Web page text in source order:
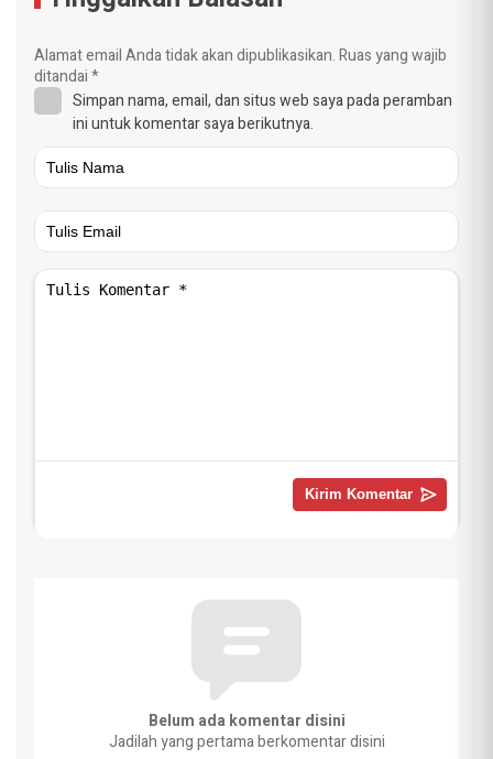
Alamat email Anda tidak akan dipublikasikan.Ruas yang wajib
ditandai*
Simpan nama, email, dan situs web saya pada peramban
ini untuk komentar saya berikutnya.
Belum ada komentar disini
Jadilah yang pertama berkomentar disini